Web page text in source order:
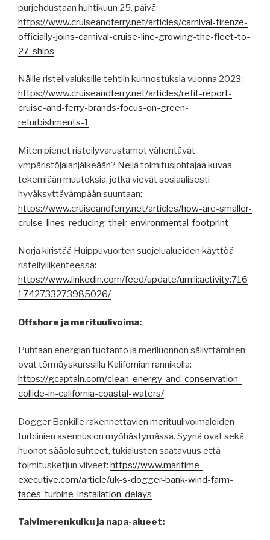
purjehdustaan huhtikuun 25. päivä:
https://www.cruiseandferry.net/articles/carnival-firenze-
officially-joins-carnival-cruise-line-growing-the-fleet-to-
27-ships
Näille risteilyaluksille tehtiin kunnostuksia vuonna 2023:
https://www.cruiseandferry.net/articles/refit-report-
cruise-and-ferry-brands-focus-on-green-
refurbishments-1
Miten pienet risteilyvarustamot vähentävät
ympäristöjalanjälkeään? Neljä toimitusjohtajaa kuvaa
tekemiään muutoksia, jotka vievät sosiaalisesti
hyväksyttävämpään suuntaan:
https://www.cruiseandferry.net/articles/how-are-smaller-
cruise-lines-reducing-their-environmental-footprint
Norja kiristää Huippuvuorten suojelualueiden käyttöä
risteilyliikenteessä:
https://www.linkedin.com/feed/update/urn:li:activity:716
1742733273985026/
Offshore ja merituulivoima:
Puhtaan energian tuotanto ja meriluonnon säilyttäminen
ovat törmäyskurssilla Kalifornian rannikolla:
https://gcaptain.com/clean-energy-and-conservation-
collide-in-california-coastal-waters/
Dogger Bankille rakennettavien merituulivoimaloiden
turbiinien asennus on myöhästymässä. Syynä ovat sekä
huonot sääolosuhteet, tukialusten saatavuus että
toimitusketjun viiveet: https://www.maritime-
executive.com/article/uk-s-dogger-bank-wind-farm-
faces-turbine-installation-delays
Talvimerenkulku ja napa-alueet: